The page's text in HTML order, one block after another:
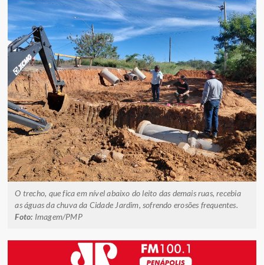
O trecho, que fica em nível abaixo do leito das demais ruas, recebia
as águas da chuva da Cidade Jardim, sofrendo erosões frequentes.
Foto: Imagem/PMP